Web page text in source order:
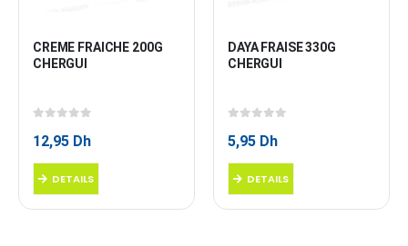
CREME FRAICHE 200G
CHERGUI
12,95 Dh
DETAILS
DAYA FRAISE 330G
CHERGUI
5,95 Dh
DETAILS